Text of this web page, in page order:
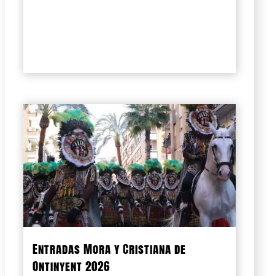
Entradas Mora y Cristiana de
Ontinyent 2026